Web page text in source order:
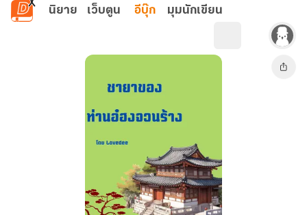
ข้ามไปยังเนื้อหาหลัก
นิยาย เว็บตูน อีบุ๊ก มุมนักเขียน